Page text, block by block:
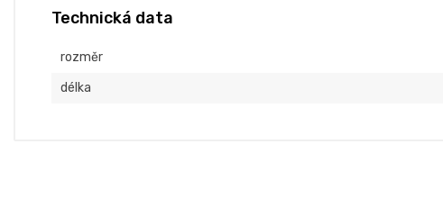
Technická data
rozměr
délka